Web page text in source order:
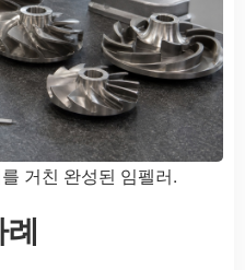
거친 완성된 임펠러.